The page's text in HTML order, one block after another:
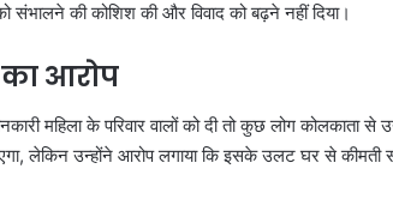
संभालने की कोशिश की और विवाद को बढ़ने नहीं दिया।
आरोप
महिला के परिवार वालों को दी तो कुछ लोग कोलकाता
लेकिन उन्होंने आरोप लगाया कि इसके उलट घर से